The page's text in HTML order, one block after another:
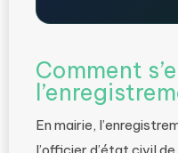
Comment
En mairie,